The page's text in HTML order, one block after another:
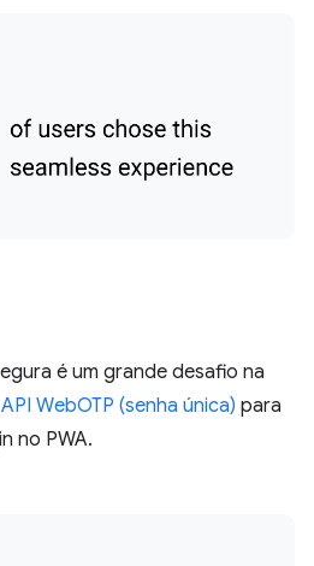
é um grande desafio na
API WebOTP (senha única) para
no PWA.